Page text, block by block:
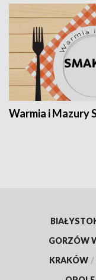
Warmia i Mazury
GORZÓW
KRAKÓW /